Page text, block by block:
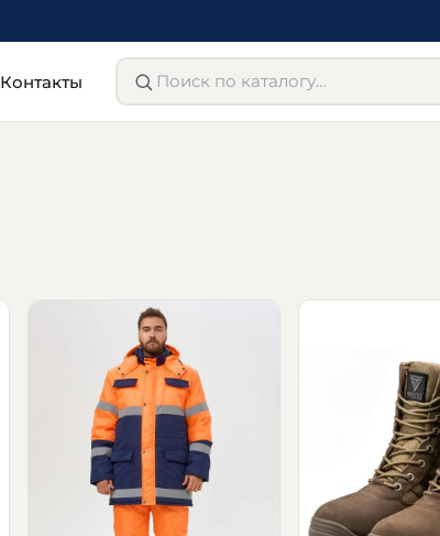
Контакты